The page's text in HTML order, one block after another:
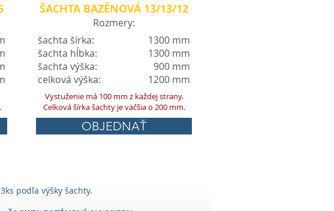
ŠACHTA BAZÉNOVÁ 13/13/12
Rozmery:
šachta šírka:
šachta hĺbka:
šachta výška:
celková výška:
1300 mm
1300 mm
900 mm
1200 mm
Vystuženie má 100 mm z každej strany.
Celková šírka šachty je väčšia o 200 mm.
OBJEDNAŤ
podľa výšky šachty.